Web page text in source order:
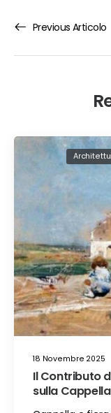
Previous Articolo
18 Novembre 2025
Il Contributo
sulla